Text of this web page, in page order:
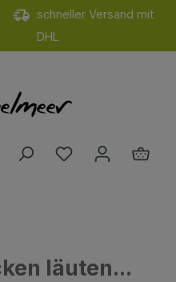
schneller Versand mit
DHL
Du hast 0
läuten...